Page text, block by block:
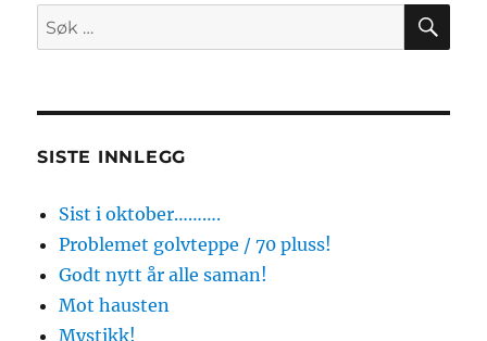
Søk
etter:
SISTE INNLEGG
Sist i oktober……….
Problemet golvteppe / 70 pluss!
Godt nytt år alle saman!
Mot hausten
Mystikk!